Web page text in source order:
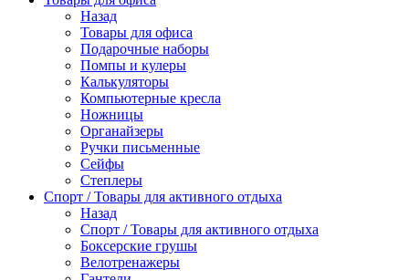
Назад
Товары для офиса
Подарочные наборы
Помпы и кулеры
Калькуляторы
Компьютерные кресла
Ножницы
Органайзеры
Ручки письменные
Сейфы
Степлеры
Спорт / Товары для активного отдыха
Назад
Спорт / Товары для активного отдыха
Боксерские грушы
Велотренажеры